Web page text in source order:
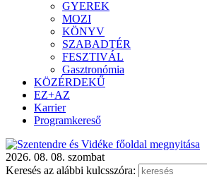
GYEREK
MOZI
KÖNYV
SZABADTÉR
FESZTIVÁL
Gasztronómia
KÖZÉRDEKŰ
EZ+AZ
Karrier
Programkereső
2026. 08. 08. szombat
Keresés az alábbi kulcsszóra: